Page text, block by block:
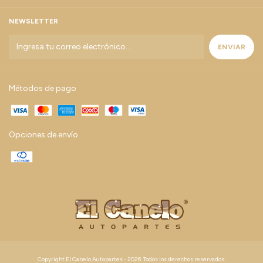
NEWSLETTER
Métodos de pago
Opciones de envío
Copyright El Canelo Autopartes - 2026. Todos los derechos reservados.